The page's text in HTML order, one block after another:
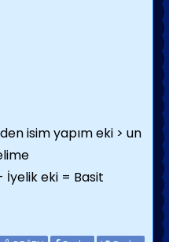
isim yapım eki > un
İyelik eki = Basit